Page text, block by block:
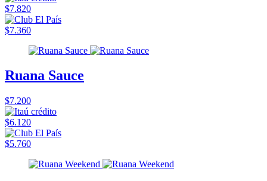
$7.820
$7.360
Ruana Sauce
$7.200
$6.120
$5.760